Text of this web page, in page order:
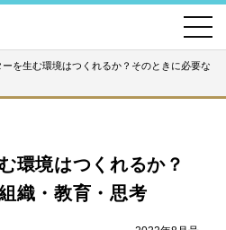
ーを生む環境はつくれるか？そのときに必要な
環境はつくれるか？
織・教育・思考